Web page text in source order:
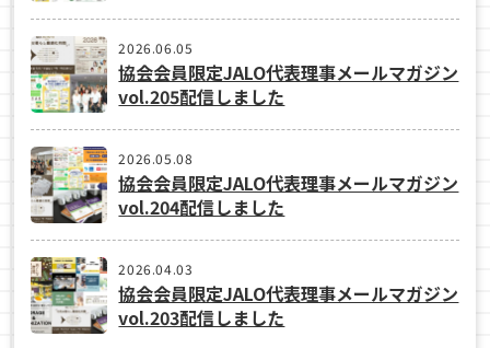
2026.06.05
協会会員限定JALO代表理事メールマガジン
vol.205配信しました
2026.05.08
協会会員限定JALO代表理事メールマガジン
vol.204配信しました
2026.04.03
協会会員限定JALO代表理事メールマガジン
vol.203配信しました